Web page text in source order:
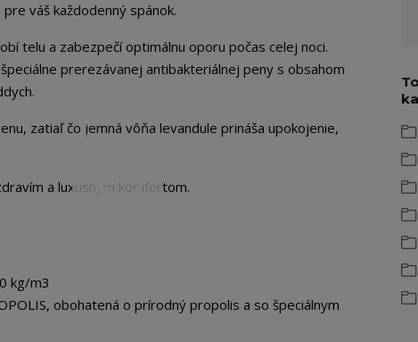
váš každodenný spánok.
telu a zabezpečí optimálnu oporu počas celej noci.
prerezávanej antibakteriálnej peny s obsahom
zatiaľ čo jemná vôňa levandule prináša upokojenie,
a luxusným komfortom.
kg/m3
obohatená o prírodný propolis a so špeciálnym